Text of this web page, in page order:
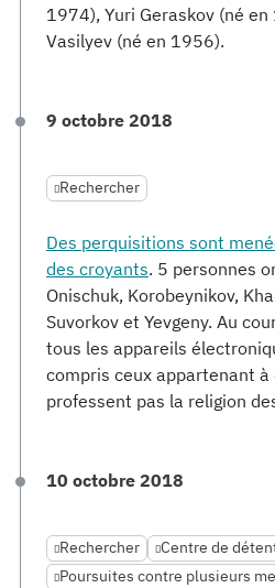
1974), Yuri Geraskov (né
Vasilyev (né en 1956).
9 octobre 2018
Rechercher
Des perquisitions sont
des croyants. 5 personnes
Onischuk, Korobeynikov,
Suvorkov et Yevgeny. Au
tous les appareils
compris ceux appartenant à
professent pas la religion
10 octobre 2018
Rechercher Centre de
Poursuites contre plusieurs